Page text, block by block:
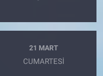
21 MART
CUMARTESI